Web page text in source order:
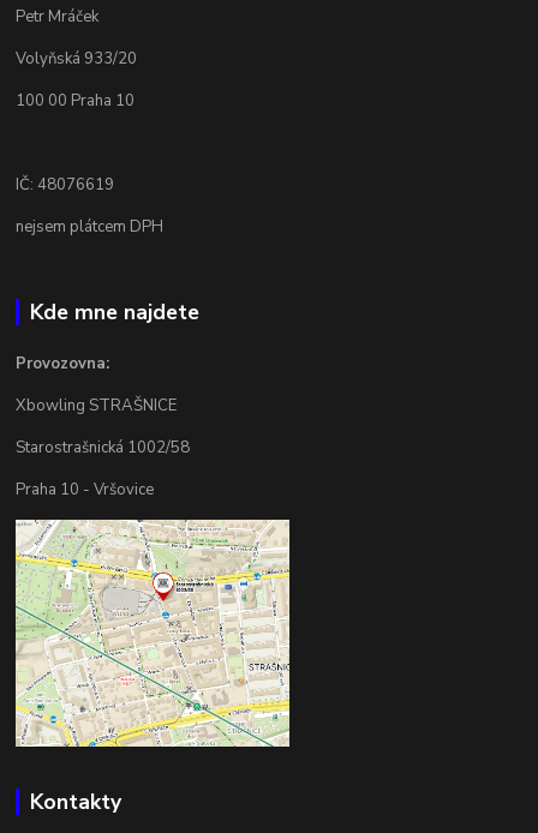
Petr Mráček
Volyňská 933/20
100 00 Praha 10
IČ: 48076619
nejsem plátcem DPH
Kde mne najdete
Provozovna:
Xbowling STRAŠNICE
Starostrašnická 1002/58
Praha 10 - Vršovice
Kontakty